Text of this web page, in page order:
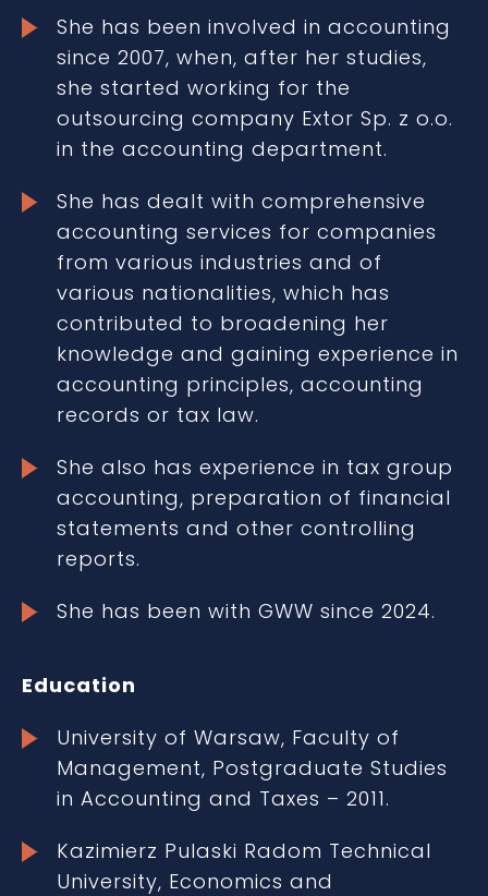
She has been involved in accounting
since 2007, when, after her studies,
she started working for the
outsourcing company Extor Sp. z o.o.
in the accounting department.
She has dealt with comprehensive
accounting services for companies
from various industries and of
various nationalities, which has
contributed to broadening her
knowledge and gaining experience in
accounting principles, accounting
records or tax law.
She also has experience in tax group
accounting, preparation of financial
statements and other controlling
reports.
She has been with GWW since 2024.
Education
University of Warsaw, Faculty of
Management, Postgraduate Studies
in Accounting and Taxes – 2011.
Kazimierz Pulaski Radom Technical
University, Economics and